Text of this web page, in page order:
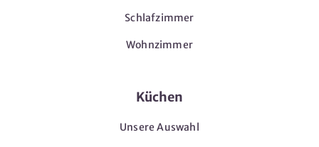
Schlafzimmer
Wohnzimmer
Küchen
Unsere Auswahl